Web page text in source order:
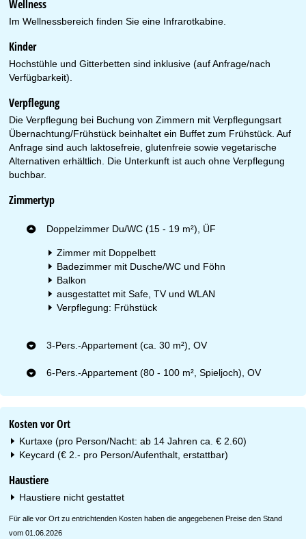
Wellness
Im Wellnessbereich finden Sie eine Infrarotkabine.
Kinder
Hochstühle und Gitterbetten sind inklusive (auf Anfrage/nach
Verfügbarkeit).
Verpflegung
Die Verpflegung bei Buchung von Zimmern mit Verpflegungsart
Übernachtung/Frühstück beinhaltet ein Buffet zum Frühstück. Auf
Anfrage sind auch laktosefreie, glutenfreie sowie vegetarische
Alternativen erhältlich. Die Unterkunft ist auch ohne Verpflegung
buchbar.
Zimmertyp
Doppelzimmer Du/WC (15 - 19 m²), ÜF
Zimmer mit Doppelbett
Badezimmer mit Dusche/WC und Föhn
Balkon
ausgestattet mit Safe, TV und WLAN
Verpflegung: Frühstück
3-Pers.-Appartement (ca. 30 m²), OV
6-Pers.-Appartement (80 - 100 m², Spieljoch), OV
Kosten vor Ort
Kurtaxe (pro Person/Nacht: ab 14 Jahren ca. € 2.60)
Keycard (€ 2.- pro Person/Aufenthalt, erstattbar)
Haustiere
Haustiere nicht gestattet
Für alle vor Ort zu entrichtenden Kosten haben die angegebenen Preise den Stand
vom 01.06.2026